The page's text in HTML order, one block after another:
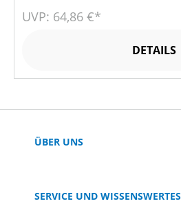
UVP: 64,86 €*
DETAILS
ÜBER UNS
SERVICE UND WISSENSWERTES